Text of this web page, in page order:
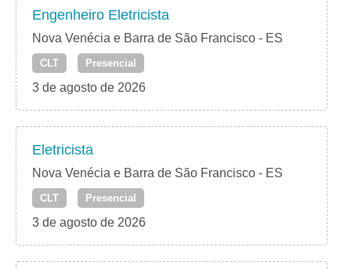
Engenheiro Eletricista
Nova Venécia e Barra de São Francisco - ES
CLT Presencial
3 de agosto de 2026
Eletricista
Nova Venécia e Barra de São Francisco - ES
CLT Presencial
3 de agosto de 2026